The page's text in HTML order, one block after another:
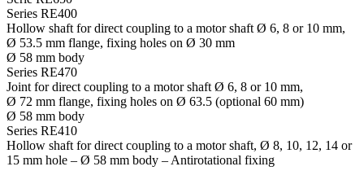
Series RE400
Hollow shaft for direct coupling to a motor shaft Ø 6, 8 or 10 mm,
Ø 53.5 mm flange, fixing holes on Ø 30 mm
Ø 58 mm body
Series RE470
Joint for direct coupling to a motor shaft Ø 6, 8 or 10 mm,
Ø 72 mm flange, fixing holes on Ø 63.5 (optional 60 mm)
Ø 58 mm body
Series RE410
Hollow shaft for direct coupling to a motor shaft, Ø 8, 10, 12, 14 or
15 mm hole – Ø 58 mm body – Antirotational fixing